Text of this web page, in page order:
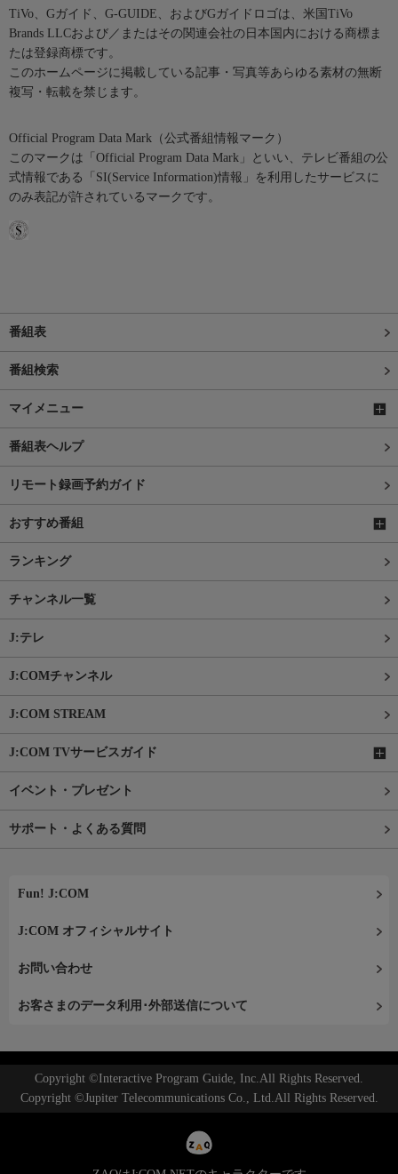
TiVo、Gガイド、G-GUIDE、およびGガイドロゴは、米国TiVo
Brands LLCおよび／またはその関連会社の日本国内における商標ま
たは登録商標です。
このホームページに掲載している記事・写真等あらゆる素材の無断
複写・転載を禁じます。
Official Program Data Mark（公式番組情報マーク）
このマークは「Official Program Data Mark」といい、テレビ番組の公
式情報である「SI(Service Information)情報」を利用したサービスに
のみ表記が許されているマークです。
番組表
番組検索
マイメニュー
番組表ヘルプ
リモート録画予約ガイド
おすすめ番組
ランキング
チャンネル一覧
J:テレ
J:COMチャンネル
J:COM STREAM
J:COM TVサービスガイド
イベント・プレゼント
サポート・よくある質問
Fun! J:COM
J:COM オフィシャルサイト
お問い合わせ
お客さまのデータ利用･外部送信について
Copyright ©Interactive Program Guide, Inc.All Rights Reserved.
Copyright ©Jupiter Telecommunications Co., Ltd.All Rights Reserved.